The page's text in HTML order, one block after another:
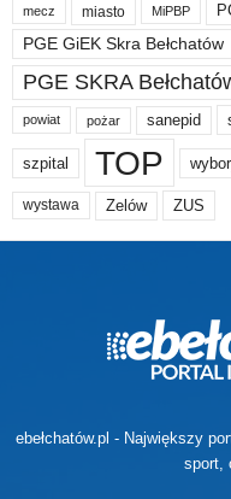
mecz miasto MiPBP
PGE GiEK Skra Bełchatów
PGE SKRA
powiat pożar sanepid
szpital TOP
wystawa Zelów ZUS
ebełchatów.pl - Największy
sport,